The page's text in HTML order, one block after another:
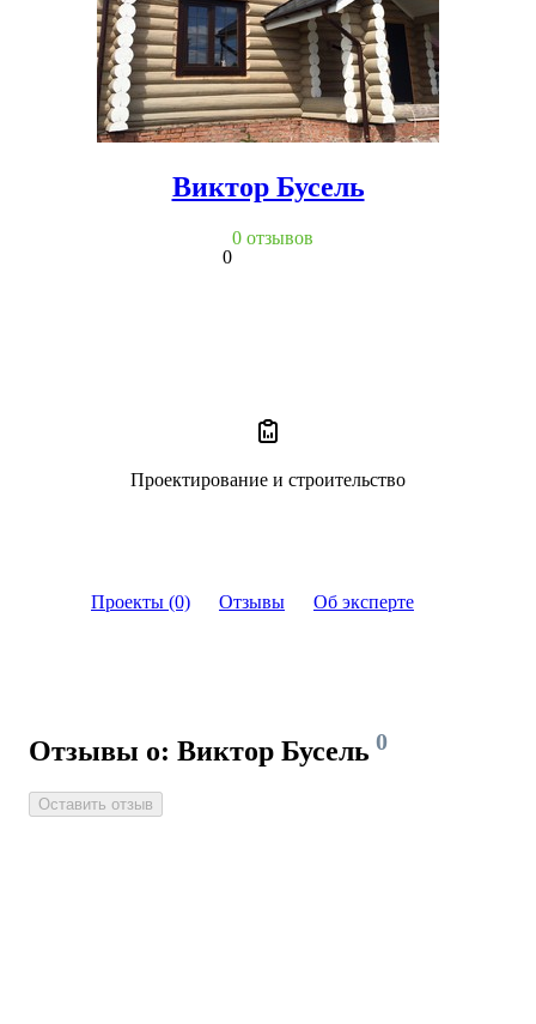
Проекты (0) Отзывы Об эксперте
Отзывы о: Виктор Бусель 0
Оставить отзыв
Виктор Бусель
0
0 отзывов
Проектирование и строительство